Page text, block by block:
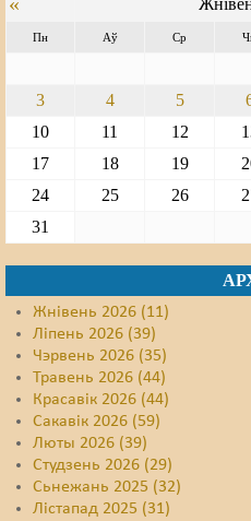
Пн Аў Ср
3
4 5
10
11 12
17
18 19
24
25 26
31
Жнівень 2026 (11)
Ліпень 2026 (39)
Чэрвень 2026 (35)
Травень 2026 (44)
Красавік 2026 (44)
Сакавік 2026 (59)
Люты 2026 (39)
Студзень 2026 (29)
Сьнежань 2025 (32)
Лістапад 2025 (31)